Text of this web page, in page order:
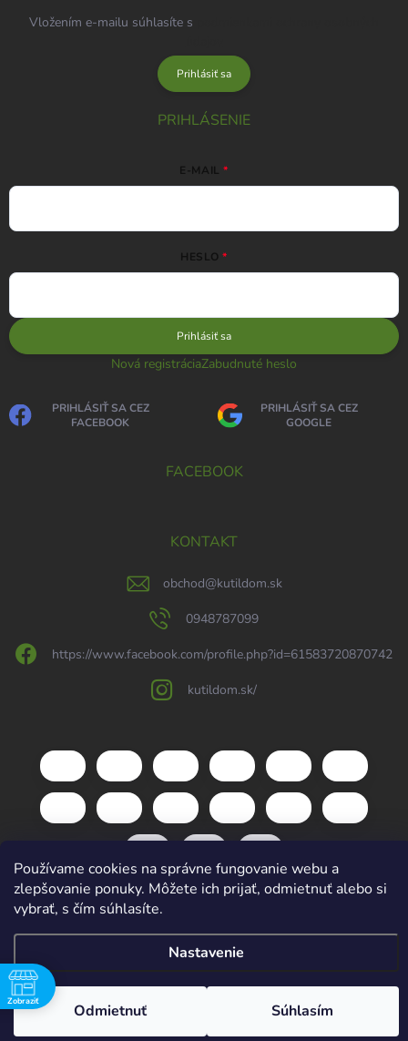
Používame cookies na správne fungovanie webu a
zlepšovanie ponuky. Môžete ich prijať, odmietnuť alebo si
vybrať, s čím súhlasíte.
Nastavenie
Odmietnuť Súhlasím
Vložením e-mailu súhlasíte s
Prihlásiť sa
PRIHLÁSENIE
E-MAIL
HESLO
Prihlásiť sa
Nová registráciaZabudnuté heslo
PRIHLÁSIŤ SA CEZ
FACEBOOK
PRIHLÁSIŤ SA CEZ
GOOGLE
FACEBOOK
KONTAKT
obchod@kutildom.sk
0948787099
https://www.facebook.com/profile.php?id=61583720870742
kutildom.sk/
Vytvoril Shoptet
Copyright 2026kutildom.sk
cookies
Zobraziť